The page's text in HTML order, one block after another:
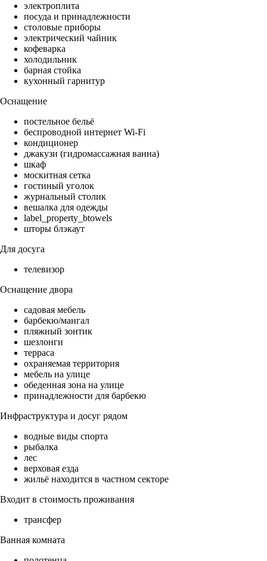
электроплита
посуда и принадлежности
столовые приборы
электрический чайник
кофеварка
холодильник
барная стойка
кухонный гарнитур
Оснащение
постельное бельё
беспроводной интернет Wi-Fi
кондиционер
джакузи (гидромассажная ванна)
шкаф
москитная сетка
гостиный уголок
журнальный столик
вешалка для одежды
label_property_btowels
шторы блэкаут
Для досуга
телевизор
Оснащение двора
садовая мебель
барбекю/мангал
пляжный зонтик
шезлонги
терраса
охраняемая территория
мебель на улице
обеденная зона на улице
принадлежности для барбекю
Инфраструктура и досуг рядом
водные виды спорта
рыбалка
лес
верховая езда
жильё находится в частном секторе
Входит в стоимость проживания
трансфер
Ванная комната